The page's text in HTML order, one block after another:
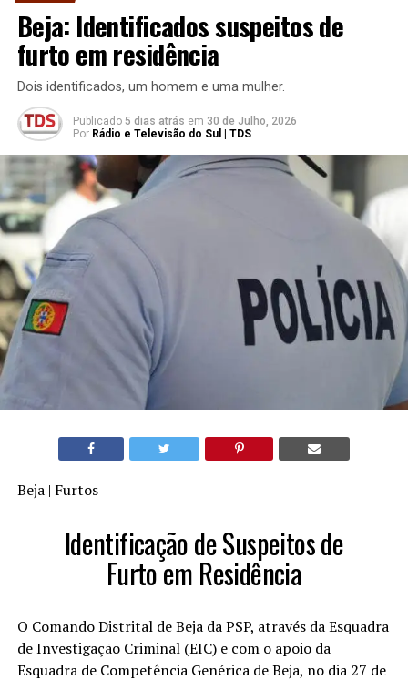
Beja: Identificados suspeitos de
furto em residência
Dois identificados, um homem e uma mulher.
Publicado 5 dias atrás em 30 de Julho, 2026
Por Rádio e Televisão do Sul | TDS
Beja | Furtos
Identificação de Suspeitos de
Furto em Residência
O Comando Distrital de Beja da PSP, através da Esquadra
de Investigação Criminal (EIC) e com o apoio da
Esquadra de Competência Genérica de Beja, no dia 27 de